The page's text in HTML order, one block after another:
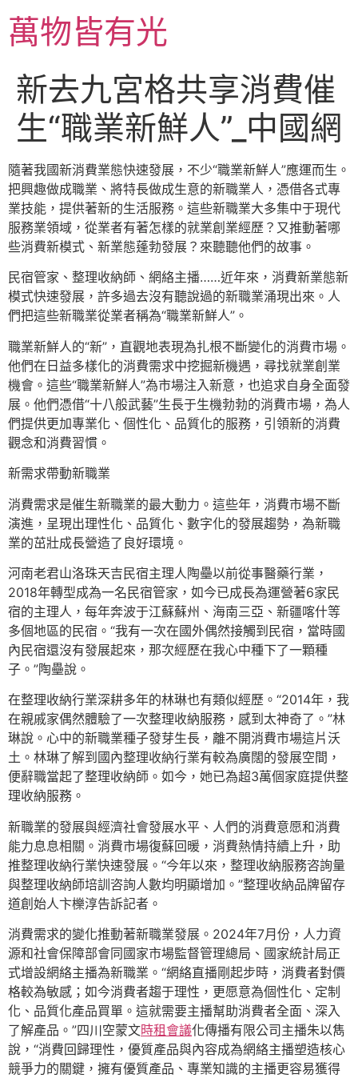
主萬物皆有光
新去九宮格共享消費催
生“職業新鮮人”_中國網
隨著我國新消費業態快速發展，不少“職業新鮮人”應運而生。
把興趣做成職業、將特長做成生意的新職業人，憑借各式專
業技能，提供著新的生活服務。這些新職業大多集中于現代
服務業領域，從業者有著怎樣的就業創業經歷？又推動著哪
些消費新模式、新業態蓬勃發展？來聽聽他們的故事。
民宿管家、整理收納師、網絡主播……近年來，消費新業態新
模式快速發展，許多過去沒有聽說過的新職業涌現出來。人
們把這些新職業從業者稱為“職業新鮮人”。
職業新鮮人的“新”，直觀地表現為扎根不斷變化的消費市場。
他們在日益多樣化的消費需求中挖掘新機遇，尋找就業創業
機會。這些“職業新鮮人”為市場注入新意，也追求自身全面發
展。他們憑借“十八般武藝”生長于生機勃勃的消費市場，為人
們提供更加專業化、個性化、品質化的服務，引領新的消費
觀念和消費習慣。
新需求帶動新職業
消費需求是催生新職業的最大動力。這些年，消費市場不斷
演進，呈現出理性化、品質化、數字化的發展趨勢，為新職
業的茁壯成長營造了良好環境。
河南老君山洛珠天吉民宿主理人陶壘以前從事醫藥行業，
2018年轉型成為一名民宿管家，如今已成長為運營著6家民
宿的主理人，每年奔波于江蘇蘇州、海南三亞、新疆喀什等
多個地區的民宿。“我有一次在國外偶然接觸到民宿，當時國
內民宿還沒有發展起來，那次經歷在我心中種下了一顆種
子。”陶壘說。
在整理收納行業深耕多年的林琳也有類似經歷。“2014年，我
在親戚家偶然體驗了一次整理收納服務，感到太神奇了。”林
琳說。心中的新職業種子發芽生長，離不開消費市場這片沃
土。林琳了解到國內整理收納行業有較為廣闊的發展空間，
便辭職當起了整理收納師。如今，她已為超3萬個家庭提供整
理收納服務。
新職業的發展與經濟社會發展水平、人們的消費意愿和消費
能力息息相關。消費市場復蘇回暖，消費熱情持續上升，助
推整理收納行業快速發展。“今年以來，整理收納服務咨詢量
與整理收納師培訓咨詢人數均明顯增加。”整理收納品牌留存
道創始人卞櫟淳告訴記者。
消費需求的變化推動著新職業發展。2024年7月份，人力資
源和社會保障部會同國家市場監督管理總局、國家統計局正
式增設網絡主播為新職業。“網絡直播剛起步時，消費者對價
格較為敏感；如今消費者趨于理性，更愿意為個性化、定制
化、品質化產品買單。這就需要主播幫助消費者全面、深入
了解產品。”四川空蒙文時租會議化傳播有限公司主播朱以雋
說，“消費回歸理性，優質產品與內容成為網絡主播塑造核心
競爭力的關鍵，擁有優質產品、專業知識的主播更容易獲得